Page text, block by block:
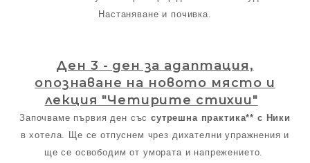
Настаняване и почивка.
Ден 3 - ден за адаптация,
опознаване на новото място и
лекция "Четирите стихии"
Започваме първия ден съссутрешна практика** с Ники
в хотела. Ще се отпуснем чрез дихателни упражнения и
ще се освободим от умората и напрежението.